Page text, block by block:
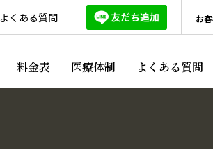
よくある質問 お
料金表 医療体制 よくある質問